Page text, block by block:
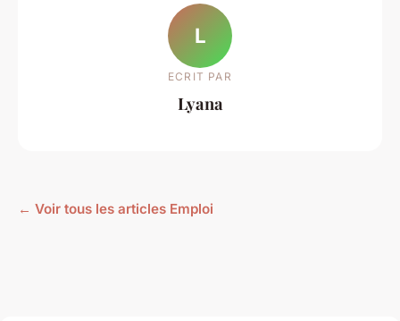
L
ECRIT PAR
Lyana
← Voir tous les articles Emploi